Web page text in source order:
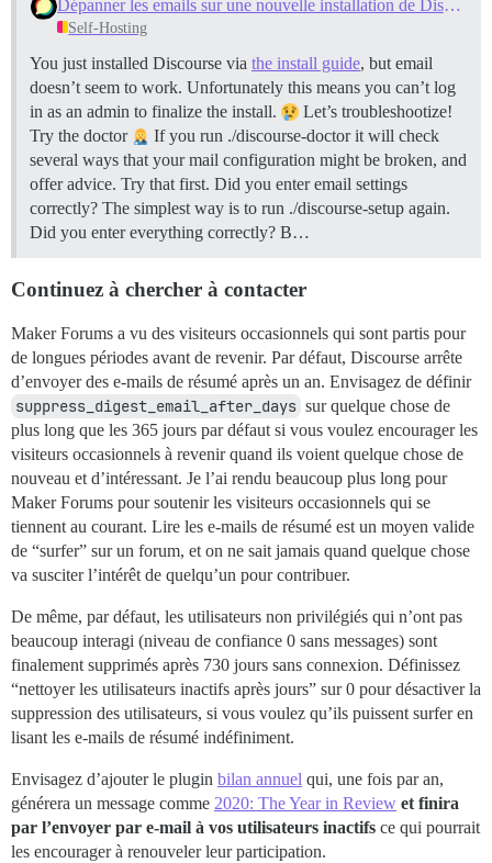
Dépanner les emails sur une nouvelle installation de Discourse
Self-Hosting
You just installed Discourse via the install guide, but email
doesn’t seem to work. Unfortunately this means you can’t log
in as an admin to finalize the install.
Let’s troubleshootize!
Try the doctor
If you run ./discourse-doctor it will check
several ways that your mail configuration might be broken, and
offer advice. Try that first. Did you enter email settings
correctly? The simplest way is to run ./discourse-setup again.
Did you enter everything correctly? B…
Continuez à chercher à contacter
Maker Forums a vu des visiteurs occasionnels qui sont partis pour
de longues périodes avant de revenir. Par défaut, Discourse arrête
d’envoyer des e-mails de résumé après un an. Envisagez de définir
suppress_digest_email_after_days sur quelque chose de
plus long que les 365 jours par défaut si vous voulez encourager les
visiteurs occasionnels à revenir quand ils voient quelque chose de
nouveau et d’intéressant. Je l’ai rendu beaucoup plus long pour
Maker Forums pour soutenir les visiteurs occasionnels qui se
tiennent au courant. Lire les e-mails de résumé est un moyen valide
de “surfer” sur un forum, et on ne sait jamais quand quelque chose
va susciter l’intérêt de quelqu’un pour contribuer.
De même, par défaut, les utilisateurs non privilégiés qui n’ont pas
beaucoup interagi (niveau de confiance 0 sans messages) sont
finalement supprimés après 730 jours sans connexion. Définissez
“nettoyer les utilisateurs inactifs après jours” sur 0 pour désactiver la
suppression des utilisateurs, si vous voulez qu’ils puissent surfer en
lisant les e-mails de résumé indéfiniment.
Envisagez d’ajouter le plugin bilan annuel qui, une fois par an,
générera un message comme 2020: The Year in Review et finira
par l’envoyer par e-mail à vos utilisateurs inactifs ce qui pourrait
les encourager à renouveler leur participation.